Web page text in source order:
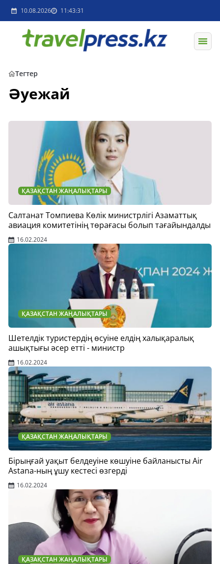
10.08.2026 11:43:31
Тегтер
Әуежай
ҚАЗАҚСТАН ЖАҢАЛЫҚТАРЫ
Салтанат Томпиева Көлік министрлігі Азаматтық
авиация комитетінің төрағасы болып тағайындалды
16.02.2024
ҚАЗАҚСТАН ЖАҢАЛЫҚТАРЫ
Шетелдік туристердің өсуіне елдің халықаралық
ашықтығы әсер етті - министр
16.02.2024
ҚАЗАҚСТАН ЖАҢАЛЫҚТАРЫ
Бірыңғай уақыт белдеуіне көшуіне байланысты Air
Astana-ның ұшу кестесі өзгерді
16.02.2024
ҚАЗАҚСТАН ЖАҢАЛЫҚТАРЫ